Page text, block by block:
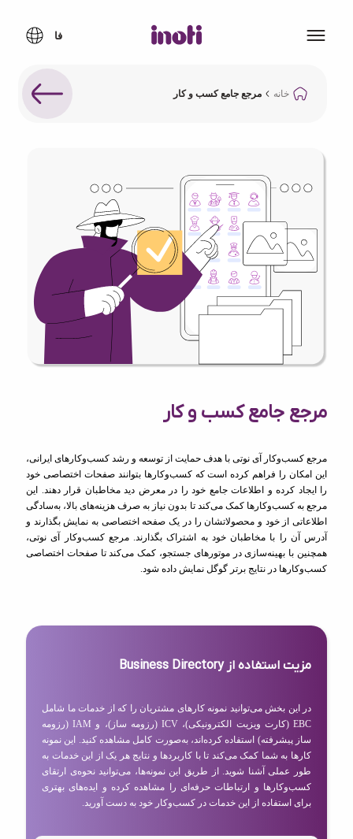
خانه مرجع جامع کسب و کار
مرجع جامع کسب و کار
مرجع کسب‌وکار آی نوتی با هدف حمایت از توسعه و رشد کسب‌وکارهای ایرانی،
این امکان را فراهم کرده است که کسب‌وکارها بتوانند صفحات اختصاصی خود
را ایجاد کرده و اطلاعات جامع خود را در معرض دید مخاطبان قرار دهند. این
مرجع به کسب‌وکارها کمک می‌کند تا بدون نیاز به صرف هزینه‌های بالا، به‌سادگی
اطلاعاتی از خود و محصولاتشان را در یک صفحه اختصاصی به نمایش بگذارند و
آدرس آن را با مخاطبان خود به اشتراک بگذارند. مرجع کسب‌وکار آی نوتی،
همچنین با بهینه‌سازی در موتورهای جستجو، کمک می‌کند تا صفحات اختصاصی
کسب‌وکارها در نتایج برتر گوگل نمایش داده شود.
مزیت استفاده از Business Directory
در این بخش می‌توانید نمونه کارهای مشتریان را که از خدمات ما شامل
EBC (کارت ویزیت الکترونیکی)، ICV (رزومه ساز)، و IAM (رزومه
ساز پیشرفته) استفاده کرده‌اند، به‌صورت کامل مشاهده کنید. این نمونه
کارها به شما کمک می‌کند تا با کاربردها و نتایج هر یک از این خدمات به
طور عملی آشنا شوید. از طریق این نمونه‌ها، می‌توانید نحوه‌ی ارتقای
کسب‌وکارها و ارتباطات حرفه‌ای را مشاهده کرده و ایده‌های بهتری
برای استفاده از این خدمات در کسب‌وکار خود به دست آورید.